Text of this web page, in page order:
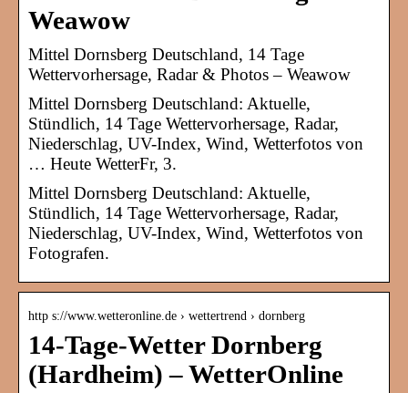
Weawow
Mittel Dornsberg Deutschland, 14 Tage
Wettervorhersage, Radar & Photos – Weawow
Mittel Dornsberg Deutschland: Aktuelle,
Stündlich, 14 Tage Wettervorhersage, Radar,
Niederschlag, UV-Index, Wind, Wetterfotos von
… Heute WetterFr, 3.
Mittel Dornsberg Deutschland: Aktuelle,
Stündlich, 14 Tage Wettervorhersage, Radar,
Niederschlag, UV-Index, Wind, Wetterfotos von
Fotografen.
http s://www.wetteronline.de › wettertrend › dornberg
14-Tage-Wetter Dornberg
(Hardheim) – WetterOnline